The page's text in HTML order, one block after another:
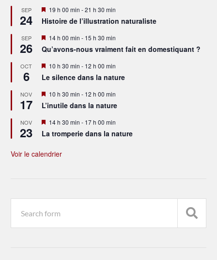
SEP
24
Mis
avant
19 h 00 min -21 h 30 min
Histoire de l’illustration naturaliste
SEP
26
Mis
en
avant
14 h 00 min - 15 h 30 min
Qu’avons-nous vraiment fait en domestiquant ?
OCT
6
Mis
avant
10 h 30 min - 12 h 00 min
Le silence dans la nature
NOV
17
Mis
avant
10 h 30 min - 12 h 00 min
L’inutile dans la nature
NOV
23
Mis
avant
14 h 30 min - 17 h 00 min
La tromperie dans la nature
Voir le calendrier